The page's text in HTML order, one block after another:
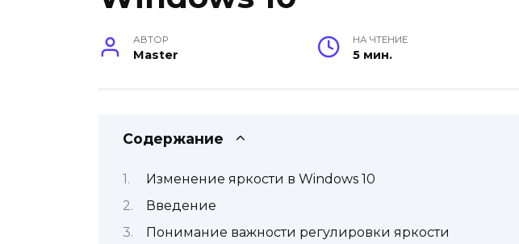
АВТОР
Master
НА ЧТЕНИЕ
5 мин.
Содержание
Изменение яркости в Windows 10
Введение
Понимание важности регулировки яркости